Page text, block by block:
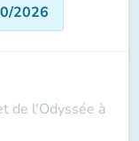
2026
de l'Odyssée à